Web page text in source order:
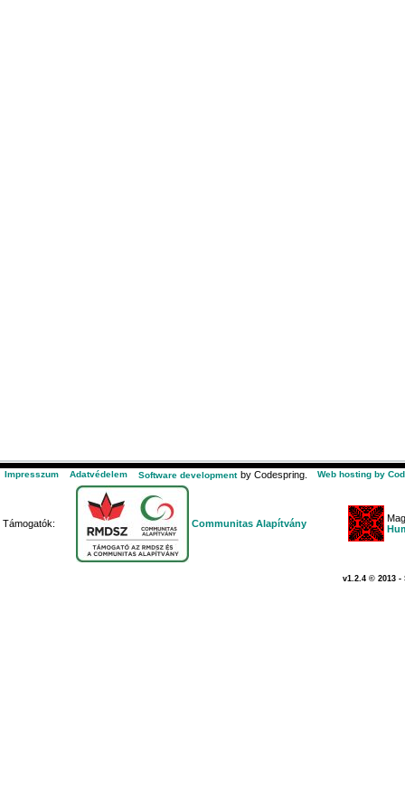
Impresszum Adatvédelem Software development by Codespring. Web hosting by
Támogatók: Communitas Alapítvány
v1.2.4 © 2013